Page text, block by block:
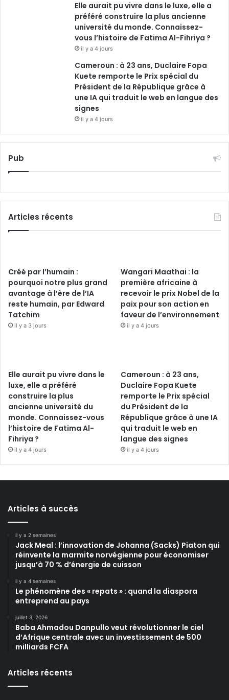
Elle aurait pu vivre dans le luxe, elle a
préféré construire la plus ancienne
université du monde. Connaissez-
vous l’histoire de Fatima Al-Fihriya ?
il y a 4 jours
Cameroun : à 23 ans, Duclaire Fopa
Kuete remporte le Prix spécial du
Président de la République grâce à
une IA qui traduit le web en langue des
signes
il y a 4 jours
Pub
Articles récents
Créé par l’humain :
pourquoi notre plus grand
avantage à l’ère de l’IA
reste humain, par Edward
Tatchim
il y a 3 jours
Wangari Maathai : la
première africaine à
recevoir le prix Nobel de la
paix pour son action en
faveur de l’environnement
il y a 4 jours
Elle aurait pu vivre dans le
luxe, elle a préféré
construire la plus
ancienne université du
monde. Connaissez-vous
l’histoire de Fatima Al-
Fihriya ?
il y a 4 jours
Cameroun : à 23 ans,
Duclaire Fopa Kuete
remporte le Prix spécial
du Président de la
République grâce à une IA
qui traduit le web en
langue des signes
il y a 4 jours
Articles à succès
il y a 2 semaines
Jack Meal : l’innovation de Johanna (Sacks) Piaton qui
réinvente la marmite norvégienne pour économiser
jusqu’à 70 % d’énergie de cuisson
il y a 4 semaines
Le phénomène des « repats » : quand la diaspora
entreprend au pays
juillet 3, 2026
Baba Ahmadou Danpullo veut révolutionner le ciel
d’Afrique centrale avec un investissement de 500
milliards FCFA
Articles récents